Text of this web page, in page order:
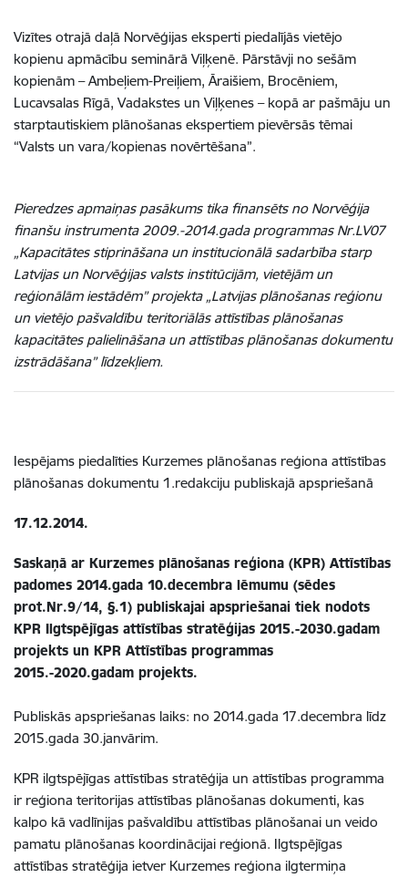
Vizītes otrajā daļā Norvēģijas eksperti piedalījās vietējo
kopienu apmācību seminārā Viļķenē. Pārstāvji no sešām
kopienām – Ambeļiem-Preiļiem, Āraišiem, Brocēniem,
Lucavsalas Rīgā, Vadakstes un Viļķenes – kopā ar pašmāju un
starptautiskiem plānošanas ekspertiem pievērsās tēmai
“Valsts un vara/kopienas novērtēšana”.
Pieredzes apmaiņas pasākums tika finansēts no Norvēģija
finanšu instrumenta 2009.-2014.gada programmas Nr.LV07
„Kapacitātes stiprināšana un institucionālā sadarbība starp
Latvijas un Norvēģijas valsts institūcijām, vietējām un
reģionālām iestādēm” projekta „Latvijas plānošanas reģionu
un vietējo pašvaldību teritoriālās attīstības plānošanas
kapacitātes palielināšana un attīstības plānošanas dokumentu
izstrādāšana” līdzekļiem.
Iespējams piedalīties Kurzemes plānošanas reģiona attīstības
plānošanas dokumentu 1.redakciju publiskajā apspriešanā
17.12.2014.
Saskaņā ar Kurzemes plānošanas reģiona (KPR) Attīstības
padomes 2014.gada 10.decembra lēmumu (sēdes
prot.Nr.9/14, §.1) publiskajai apspriešanai tiek nodots
KPR Ilgtspējīgas attīstības stratēģijas 2015.-2030.gadam
projekts un KPR Attīstības programmas
2015.-2020.gadam projekts.
Publiskās apspriešanas laiks: no 2014.gada 17.decembra līdz
2015.gada 30.janvārim.
KPR ilgtspējīgas attīstības stratēģija un attīstības programma
ir reģiona teritorijas attīstības plānošanas dokumenti, kas
kalpo kā vadlīnijas pašvaldību attīstības plānošanai un veido
pamatu plānošanas koordinācijai reģionā. Ilgtspējīgas
attīstības stratēģija ietver Kurzemes reģiona ilgtermiņa